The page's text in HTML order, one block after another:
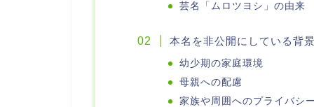
芸名「ムロツヨシ」の由来
本名を非公開にしている背
幼少期の家庭環境
母親への配慮
家族や周囲へのプライバシ